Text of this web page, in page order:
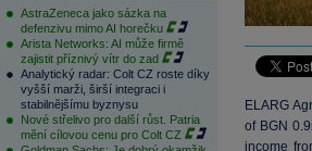
AstraZeneca jako sázka na
defenzivu mimo AI horečku
Arista Networks: AI může firmě
zajistit příznivý vítr do zad
Analytický radar: Colt CZ roste díky
vyšší marži, širší integraci i
stabilnějšímu byznysu
Nové střelivo pro další růst. Patria
mění cílovou cenu pro Colt CZ
ELARG
of BGN
income